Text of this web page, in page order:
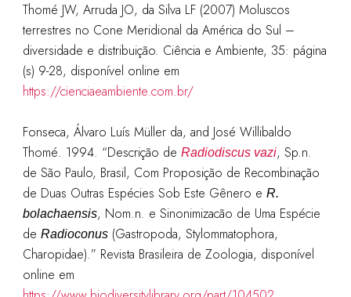
Thomé JW, Arruda JO, da Silva LF (2007) Moluscos
terrestres no Cone Meridional da América do Sul –
diversidade e distribuição. Ciência e Ambiente, 35: página
(s) 9-28, disponível online em
https://cienciaeambiente.com.br/
Fonseca, Álvaro Luís Müller da, and José Willibaldo
Thomé. 1994. “Descrição de Radiodiscus vazi, Sp.n.
de São Paulo, Brasil, Com Proposição de Recombinação
de Duas Outras Espécies Sob Este Gênero e R.
bolachaensis, Nom.n. e Sinonimizacão de Uma Espécie
de Radioconus(Gastropoda, Stylommatophora,
Charopidae).” Revista Brasileira de Zoologia, disponível
online em